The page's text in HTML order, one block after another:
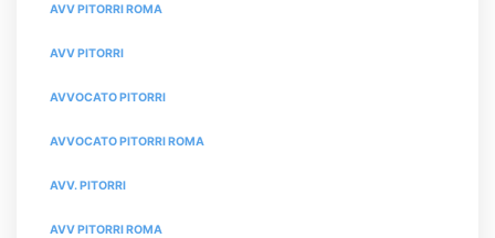
AVV PITORRI ROMA
AVV PITORRI
AVVOCATO PITORRI
AVVOCATO PITORRI ROMA
AVV. PITORRI
AVV PITORRI ROMA